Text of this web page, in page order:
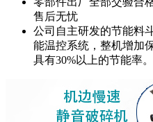
售后无忧
公司自主研发的节能料
能温控系统，整机增加
具有30%以上的节能率。